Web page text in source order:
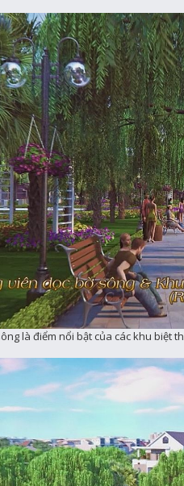
là điểm nổi bật của các khu biệt